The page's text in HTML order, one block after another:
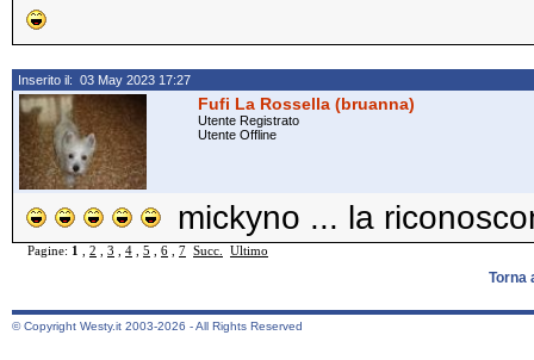
Inserito il: 03 May 2023 17:27
Fufi La Rossella (bruanna)
Utente Registrato
Utente Offline
mickyno ... la
Pagine: 1 2 3 4 5 6 7 Succ. Ultimo
Torna
© Copyright Westy.it 2003-2026 - All Rights Reserved